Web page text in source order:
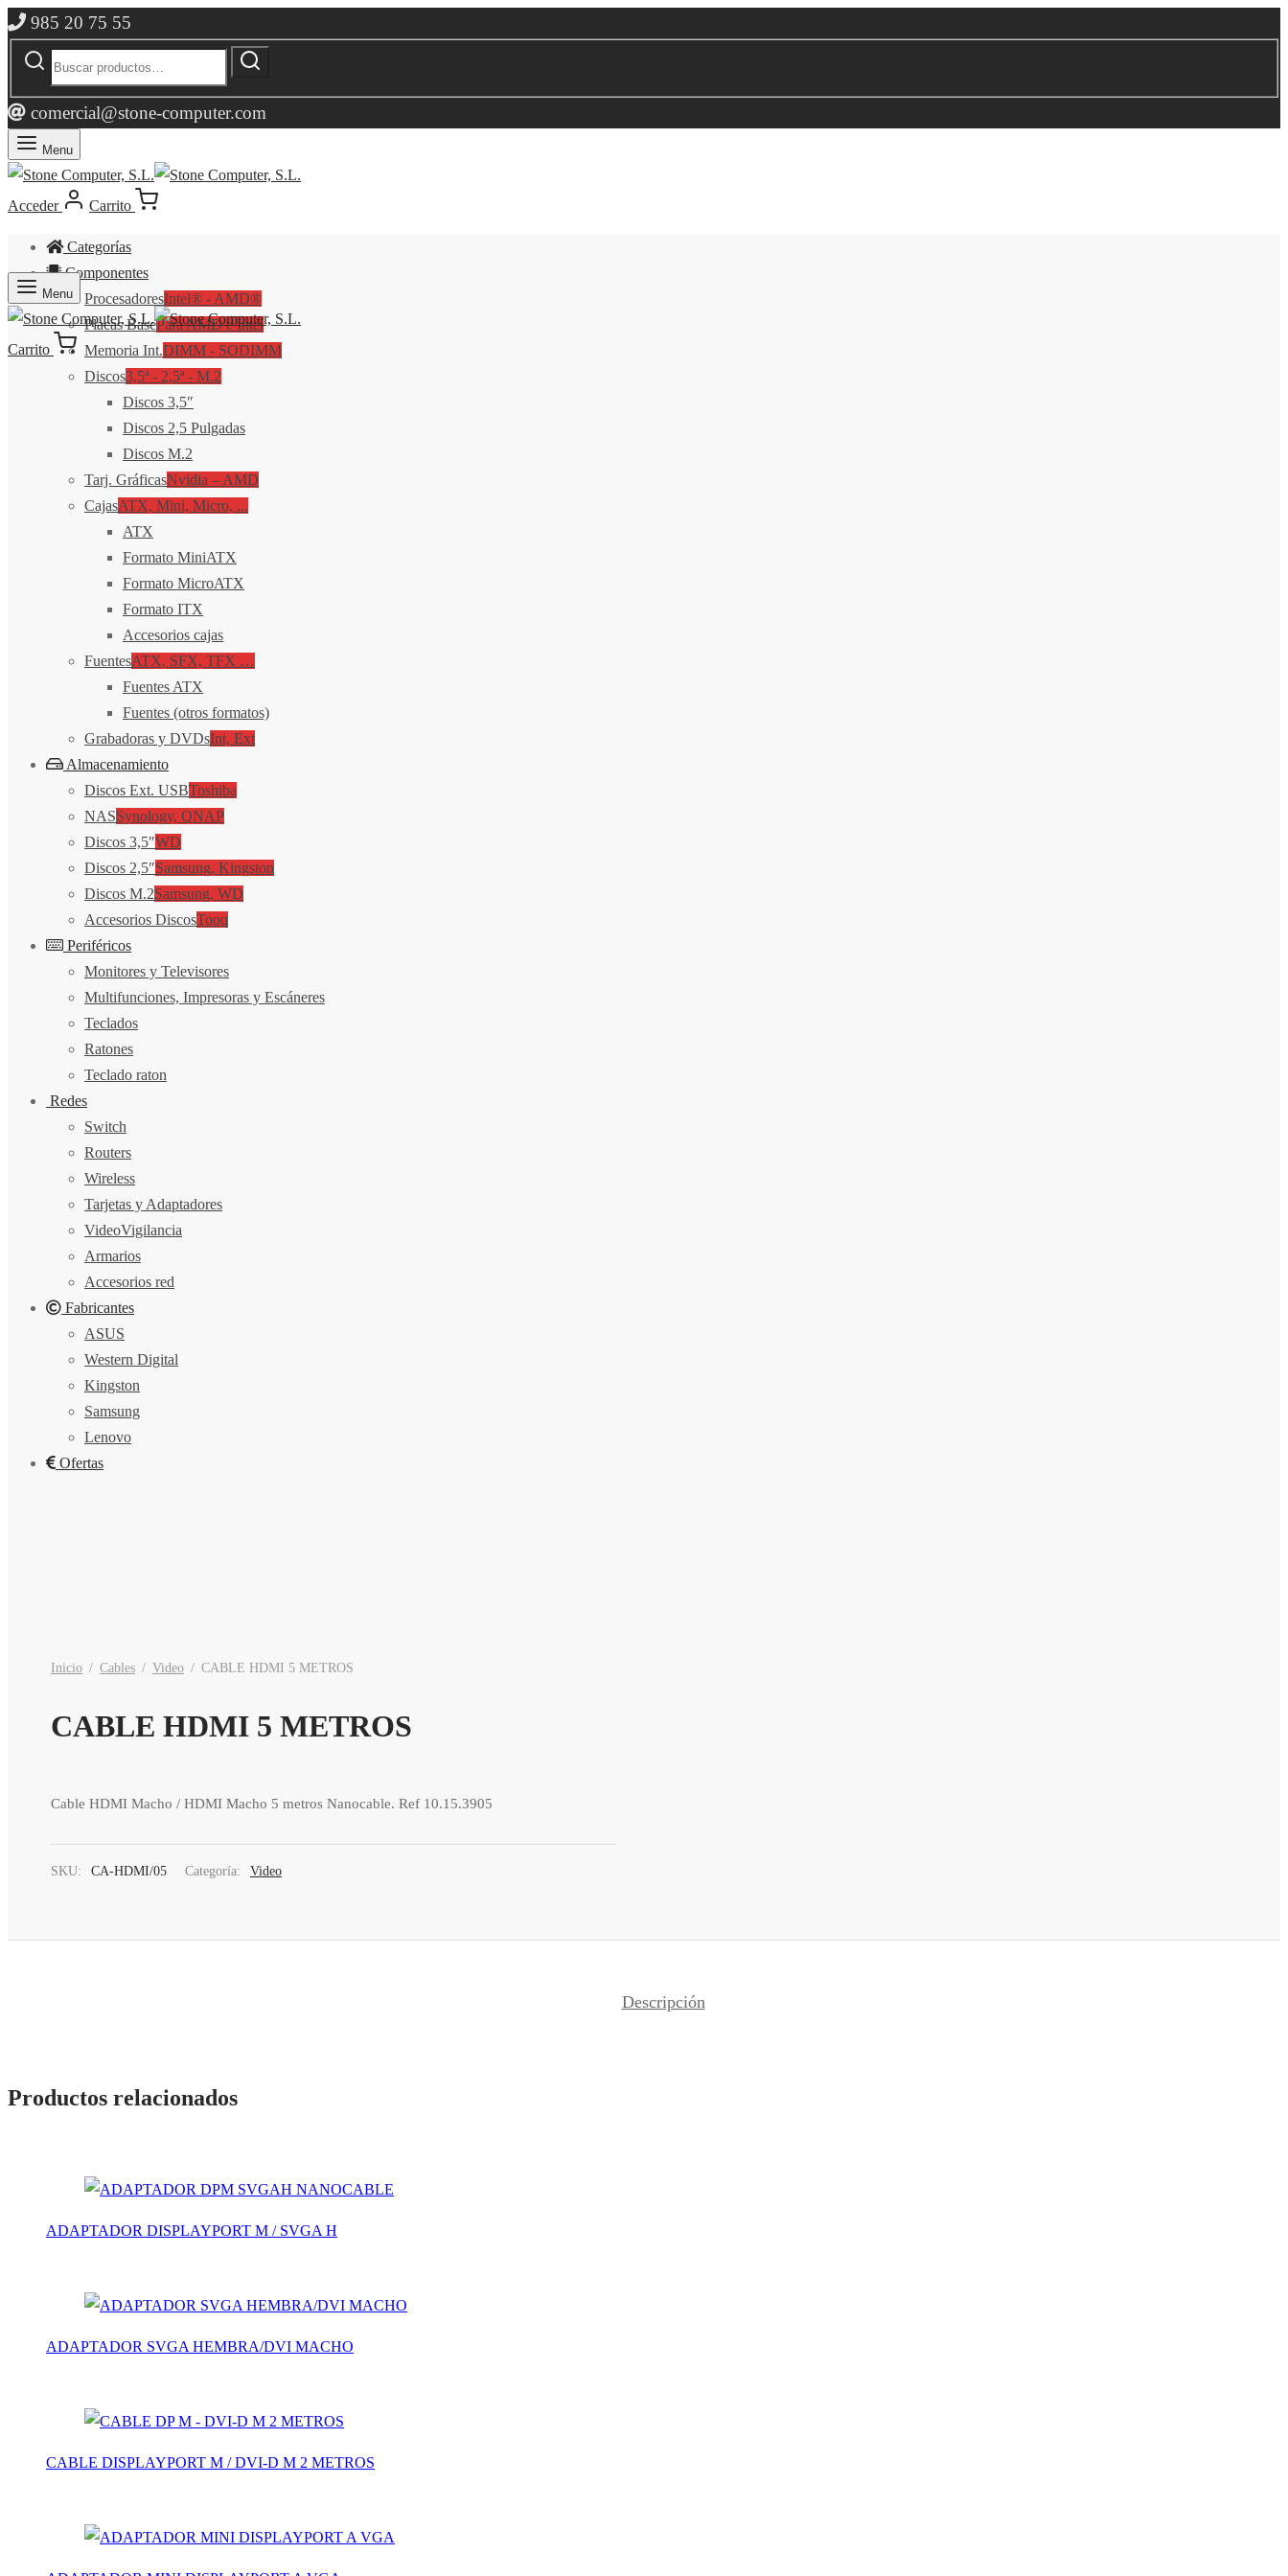
985 20 75 55
Buscar
Buscar
comercial@stone-computer.com
Menu
Acceder Carrito
Categorías
Componentes
ProcesadoresIntel® - AMD®
Placas BasePara AMD e Intel
Memoria Int.DIMM - SODIMM
Discos3,5ª - 2,5ª - M.2
Discos 3,5″
Discos 2,5 Pulgadas
Discos M.2
Tarj. GráficasNvidia – AMD
CajasATX, Mini, Micro, ...
ATX
Formato MiniATX
Formato MicroATX
Formato ITX
Accesorios cajas
FuentesATX, SFX, TFX …
Fuentes ATX
Fuentes (otros formatos)
Grabadoras y DVDsInt, Ext
Almacenamiento
Discos Ext. USBToshiba
NASSynology, QNAP
Discos 3,5″WD
Discos 2,5″Samsung, Kingston
Discos M.2Samsung, WD
Accesorios DiscosTooq
Periféricos
Monitores y Televisores
Multifunciones, Impresoras y Escáneres
Teclados
Ratones
Teclado raton
Redes
Switch
Routers
Wireless
Tarjetas y Adaptadores
VideoVigilancia
Armarios
Accesorios red
Fabricantes
ASUS
Western Digital
Kingston
Samsung
Lenovo
Ofertas
Menu
Carrito
Inicio / Cables / Video / CABLE HDMI 5 METROS
CABLE HDMI 5 METROS
Cable HDMI Macho / HDMI Macho 5 metros Nanocable. Ref 10.15.3905
SKU: CA-HDMI/05 Categoría: Video
Descripción
Productos relacionados
ADAPTADOR DISPLAYPORT M / SVGA H
ADAPTADOR SVGA HEMBRA/DVI MACHO
CABLE DISPLAYPORT M / DVI-D M 2 METROS